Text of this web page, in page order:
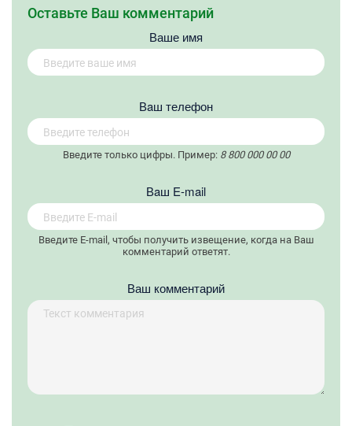
Оставьте Ваш комментарий
Ваше имя
Вaш телефон
Введите только цифры. Пример: 8 800 000 00 00
Вaш E-mail
Введите E-mail, чтобы получить извещение, когда на Ваш
комментарий ответят.
Ваш комментарий